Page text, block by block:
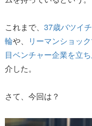
これまで、 37歳バツイ
輪や、
リーマンショッ
目ベンチャー企業を立
介した。
さて、今回は？